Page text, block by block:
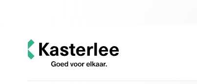
Kasterlee